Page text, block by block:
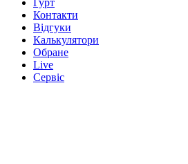
Гурт
Контакти
Відгуки
Калькулятори
Обране
Live
Сервіс